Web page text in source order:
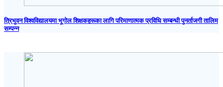
त्रिभुवन विश्वविद्यालयमा भूगोल शिक्षकहरूका लागि परिमाणात्मक प्रविधि सम्बन्धी पुनर्ताजगी तालिम
सम्पन्न